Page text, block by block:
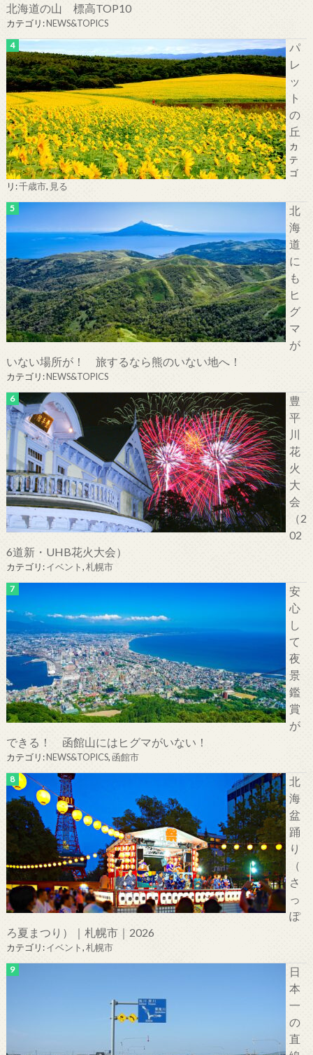
北海道の山 標高TOP10
カテゴリ:NEWS&TOPICS
パ
レ
ッ
ト
の
丘
カ
テ
ゴ
リ:千歳市, 見る
北
海
道
に
も
ヒ
グ
マ
が
いない場所が！ 旅するなら熊のいない地へ！
カテゴリ:NEWS&TOPICS
豊
平
川
花
火
大
会
（2
02
6道新・UHB花火大会）
カテゴリ:イベント,札幌市
安
心
し
て
夜
景
鑑
賞
が
できる！ 函館山にはヒグマがいない！
カテゴリ:NEWS&TOPICS,函館市
北
海
盆
踊
り
（
さ
っ
ぽ
ろ夏まつり）｜札幌市｜2026
カテゴリ:イベント,札幌市
日
本
一
の
直